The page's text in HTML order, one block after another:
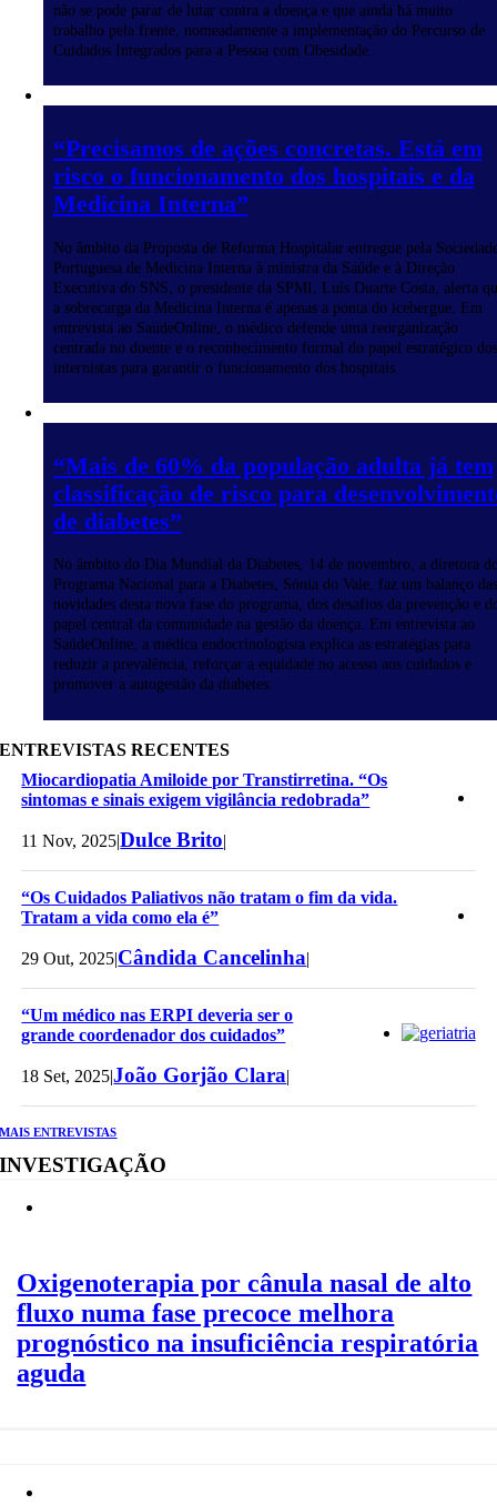
não se pode parar de lutar contra a doença e que ainda há muito
trabalho pela frente, nomeadamente a implementação do Percurso de
Cuidados Integrados para a Pessoa com Obesidade.
“Precisamos de ações concretas. Está em
risco o funcionamento dos hospitais e da
Medicina Interna”
No âmbito da Proposta de Reforma Hospitalar entregue pela
Portuguesa de Medicina Interna à ministra da Saúde e à Direção
Executiva do SNS, o presidente da SPMI, Luís Duarte Costa, alerta
a sobrecarga da Medicina Interna é apenas a ponta do icebergue. Em
entrevista ao SaúdeOnline, o médico defende uma reorganização
centrada no doente e o reconhecimento formal do papel estratégico dos
internistas para garantir o funcionamento dos hospitais.
“Mais de 60% da população adulta já tem
classificação de risco para
de diabetes”
No âmbito do Dia Mundial da Diabetes, 14 de novembro, a diretora
Programa Nacional para a Diabetes, Sónia do Vale, faz um balanço das
novidades desta nova fase do programa, dos desafios da prevenção e
papel central da comunidade na gestão da doença. Em entrevista ao
SaúdeOnline, a médica endocrinologista explica as estratégias para
reduzir a prevalência, reforçar a equidade no acesso aos cuidados e
promover a autogestão da diabetes.
ENTREVISTAS RECENTES
Miocardiopatia Amiloide por Transtirretina. “Os
sintomas e sinais exigem vigilância redobrada”
11 Nov, 2025|Dulce Brito|
“Os Cuidados Paliativos não tratam o fim da vida.
Tratam a vida como ela é”
29 Out, 2025|Cândida Cancelinha|
“Um médico nas ERPI deveria ser o
grande coordenador dos cuidados”
18 Set, 2025|João Gorjão Clara|
MAIS ENTREVISTAS
INVESTIGAÇÃO
Oxigenoterapia por cânula nasal de alto
fluxo numa fase precoce melhora
prognóstico na insuficiência respiratória
aguda